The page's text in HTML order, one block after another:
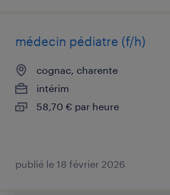
médecin pédiatre (f/h)
cognac, charente
intérim
58,70 € par heure
publié le 18 février 2026